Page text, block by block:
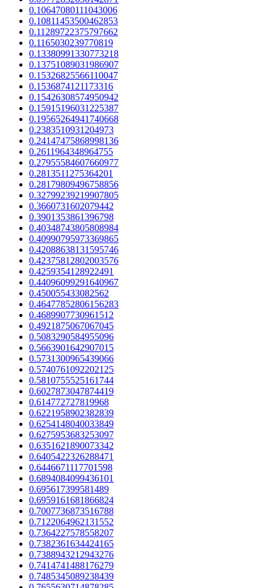
0.10647080111043006
0.10811453500462853
0.11289722375797662
0.1165030239770819
0.13380991330773218
0.13751089031986907
0.15326825566110047
0.1536874121173316
0.15426308574950942
0.15915196031225387
0.19565264941740668
0.2383510931204973
0.24147475868998136
0.2611964348964755
0.27955584607660977
0.2813511275364201
0.28179809496758856
0.32799239219907805
0.3660731602079442
0.3901353861396798
0.40348743805808984
0.40990795973369865
0.42088638131595746
0.42375812802003576
0.4259354128922491
0.44096099291640967
0.450055433082562
0.46477852806156283
0.4689907730961512
0.4921875067067045
0.5083290584955096
0.5663901642907015
0.5731300965439066
0.5740761092202125
0.5810755525161744
0.6027873047874419
0.614772727819968
0.6221958902382839
0.6254148040033849
0.6275953683253097
0.6351621890073342
0.6405422326288471
0.6446671117701598
0.6894084099436101
0.695617399581489
0.6959161681866824
0.7007736873516788
0.7122064962131552
0.7364227578558207
0.7382361634424165
0.7388943212943276
0.7414741488176279
0.7485345089238439